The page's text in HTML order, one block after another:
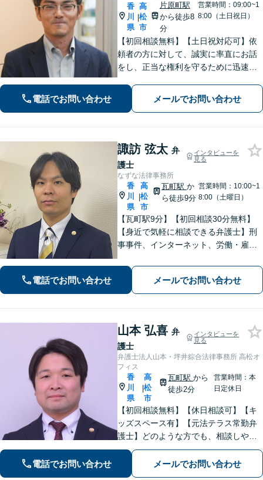
香
川
県
|
高
松
市
片原町駅
から徒歩8
分
営業時間：09:00~1
8:00（土日祝日）
【初回相談無料】【土日祝対応可】依
頼者の方に対して、誠実に率直にお話
をし、正当な権利を守るために迅速に
テラン弁護士のノウハウと、若手弁護
士のフットワークで、依頼者の方の多
電話でお問い合わせ メールでお問い合わせ
諏訪 弦太 弁
護士
インタビューを
見る
なずな法律事務所
香
川
県
|
高
松
市
瓦町駅 か
ら徒歩9分
営業時間：10:00~1
8:00（土曜日）
【瓦町駅9分】【初回相談30分無料】
【身近で気軽に相談できる弁護士】刑
事事件、インターネット、労働・雇用
りで悩む前に、まずは無料の初回相談
でお話をお聞かせください。【電話相
談可】【休日・夜間対応】
電話でお問い合わせ メールでお問い合わせ
山本 弘喜 弁
護士
インタビューを
見る
弁護士法人山本・坪井綜合法律事務所 高松オ
フィス
香
川
県
|
高
松
市
瓦町駅から
徒歩2分
営業時間：本
日定休日
【初回相談無料】【休日相談可】【キ
ッズスペース有】【元法テラス常勤弁
護士】どのような方でも、相談しやす
い環境を整えています。依頼者様に寄
り添った対応を心がけています。【離
婚・男女問題】DV被害へ積極的に対
電話でお問い合わせ メールでお問い合わせ